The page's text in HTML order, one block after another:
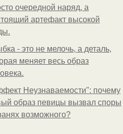
очередной наряд, а
артефакт высокой
- это не мелочь, а деталь,
меняет весь образ
Неузнаваемости": почему
образ певицы вызвал споры
возможного?